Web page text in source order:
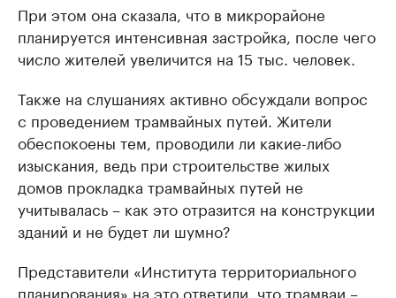
При этом она сказала, что в микрорайоне
планируется интенсивная застройка, после чего
число жителей увеличится на 15 тыс. человек.
Также на слушаниях активно обсуждали вопрос
с проведением трамвайных путей. Жители
обеспокоены тем, проводили ли какие-либо
изыскания, ведь при строительстве жилых
домов прокладка трамвайных путей не
учитывалась – как это отразится на конструкции
зданий и не будет ли шумно?
Представители «Института территориального
планирования» на это ответили, что трамваи –